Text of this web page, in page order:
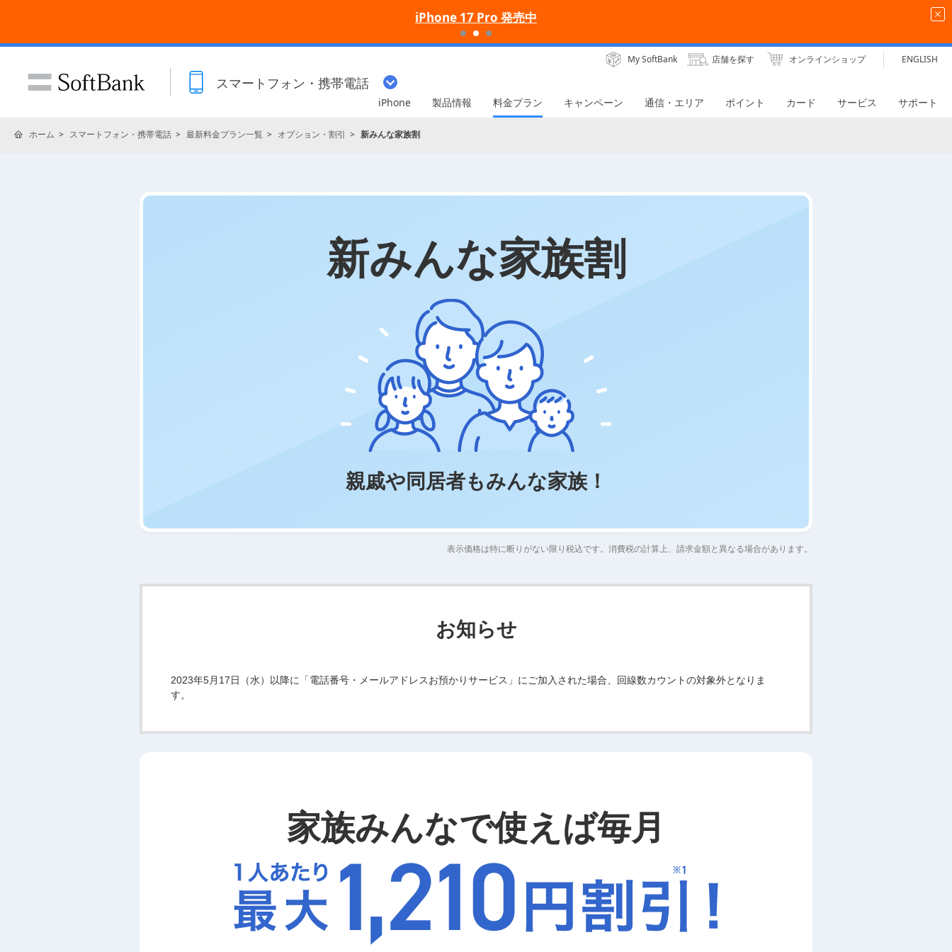
iPhone 17 Pro 発売中
スマートフォン・携帯電話
My SoftBank 店舗を探す オンラインショップ ENGLISH
iPhone 製品情報 料金プラン キャンペーン 通信・エリア ポイント カード サービス サポート
ホーム スマートフォン・携帯電話 最新料金プラン一覧 オプション・割引 新みんな家族割
新みんな家族割
親戚や同居者もみんな家族！
表示価格は特に断りがない限り税込です。 消費税の計算上、請求金額と異なる場合があります。
お知らせ
2023年5月17日（水）以降に「電話番号・メールアドレスお預かりサービス」にご加入された場合、回線数カウントの対象外となりま
す。
家族みんなで使えば毎月